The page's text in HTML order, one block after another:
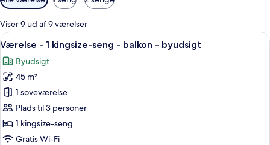
filtre
for
værelser
Viser 9 ud af 9 værelser
Indlæs
alle
billeder
af
Værelse
-
1
kingsize-
Et hotelværelse med en stor seng,
5
Værelse - 1 kingsize-seng - balkon - byudsigt
Byudsigt
45 m²
1 soveværelse
Plads til 3 personer
1 kingsize-seng
Gratis Wi-Fi